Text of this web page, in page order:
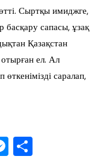
Сыртқы имиджге,
басқару сапасы, ұзақ
Қазақстан
ел. Ал
өткенімізді саралап,
M